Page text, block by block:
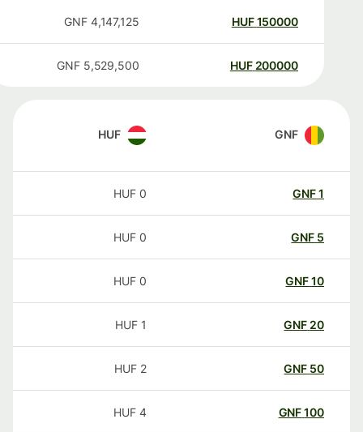
150000
HUF
4,147,125
GNF
200000
HUF
5,529,500
GNF
GNF
HUF
GNF
HUF
GNF
HUF
GNF
HUF
20
GNF
HUF
50
GNF
HUF
100
GNF
HUF